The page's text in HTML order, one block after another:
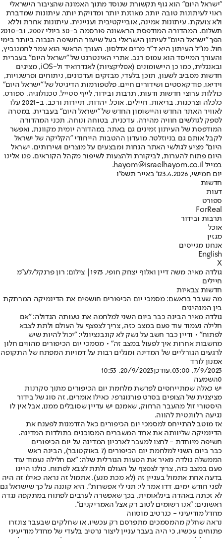
"ישראל היום" הוא גוף תקשורת שנוסד מתוך האמונה שהציבור הישראלי
ראוי לעיתונות טובה יותר, מאוזנת יותר ומדויקת יותר. עיתונות שמדברת
ולא צועקת. עיתונות אמינה, אובייקטיבית ועניינית. עיתונות אחרת וללא
תשלום. המהדורה המודפסת הראשונה פורסמה ב-30 ביולי 2007, וב-2010
הפך "ישראל היום" לעיתון הישראלי בעל שיעור החשיפה הגבוה ביותר בימי
חול. מו"ל העיתון היא ד"ר מרים אדלסון. העורך הראשי הוא עמר לחמנוביץ,
והעורך המייסד הוא עמוס רגב. אתרי האינטרנט של "ישראל היום" בעברית
ובאנגלית, כמו כן היישומונים (אפליקציות) לאנדרואיד ול-iOS, מציגים
חדשות מסביב לשעון, תוכן בלעדי, מבזקים ועדכונים, ניתוחים ופרשנויות,
וידיאו, פודקאסטים ושידורים חיים. פלטפורמות הדיגיטל של "ישראל היום"
כוללות ערוצי חדשות ודעות, תרבות ובידור, לייף סטייל, טכנולוגיה, ספורט,
כלכלה וצרכנות, בריאות, חיילים, אוכל, יהדות, תיירות ורכב. ב-2021 עלו
לאוויר האתר החדש והיישומון החדש של "ישראל היום" בעברית, במטרה
לספק לגולשים חוויה מהירה, עדכנית, בטוחה ונוחה. תכני המהדורה
המודפסת של העיתון זמינים גם באתר, במהדורה יומית מקוונת, ואפשר
לקבל אותם גם בניוזלטר. מועדון ההטבות הייחודי "הקליקה של ישראל
היום" מציע לגולשי האתר הנחות ומבצעים על מוצרים ושירותים. ישראל
היום פתוח להערות, לביקורת ולהצעות לשיפור מקהל הקוראים. פנו אלינו
במייל hayom@israelhayom.co.il.
יום חמישי, 23.4.2026
ו' באייר תשפ"ו
חדשות
דעות
ספורט
ForReal
תרבות ובידור
אוכל
מגזין
אנחנו מגייסים
English
X
גולדה מאיר, משה דיין ואלוף יצחק חופי, 1973| צילום: רון פרנקל/לע"מ
חיילים
חדשות צבאיות
מה שעבר בראשם: מסמכי יום הכיפורים חושפים את הדינמיקה המרתקת
בין המנהיגים
גולדה מאיר הבינה כבר ביום השני למלחמה את טעותה הגדולה: "אם
חלילה נעמוד עוד פעם במצב כזה, צריך לצפצף על העולם ולתת לצבא
לפתוח" • ודיין כבר חשב על נשק לא קונבנציונלי: "יכול להיות שיש
מחשבות אחרות איך לפעול במצב זה" • מסמכי יום הכיפורים מהווים חלון
לרגעים הגורליים של המדינה ומגלים רבות על דמויות המפתח של התקופה
אמנון לורד
7/9/2023, 03:00
,עודכן20/9/2023, 10:53
0השמעה
יש כאלה שמתייחסים לפרשת מלחמת יום הכיפורים מתוך סקרנות
מציצנית של הצופים בסרט פורנוגרפי. כאילו אומרים, זה סוג של בידור
היסטורי זול מהעבר הרחוק, שאמנם יש עדיין שסובלים ממנו, אבל אין לו
נגיעה רלוונטית להווה.
אז מוטב להתייחס למסמכי יום הכיפורים כאל הזדמנות לפענח את
הדינמיקה שליוותה את אחד המשברים המסוכנים בתולדות המדינה.
חשיפה מיוחדת - לחצו למעבר לארכיון המדינה על יום הכיפורים
כבר ביום השני למלחמת יום הכיפורים (7 באוקטובר), הבינה ראש
הממשלה גולדה מאיר את הטעות הגורלית שלה: "אם חלילה נעמוד עוד
פעם במצב כזה, צריך לצפצף על העולם ולתת לצבא לפתוח. כולנו היינו
בדעה אחת אתמול בעניין זה (לא מכת מנע). אתמול זה נראה כאילו זה היה
לפני חודש ימים. דדו אמר לי: תני לי אפשרות". היא קוננה על כך שישראל גם
לא זכתה באהדה בינלאומית, בכך שאפשרה לערבים לפתוח במתקפה נגדה
ראשונים: "אנו רשומים לטוב רק אצל האמריקנים".
מחדל מודיעיני - כנרטיב מוסווה
נראה שחלק מהמסמכים מתפרסם רק עכשיו, או שחלקים שבעבר צונזרו
פתוחים עכשיו, כי היה בעבר עניין ליצור נרטיב בלעדי של מחדל מודיעיני